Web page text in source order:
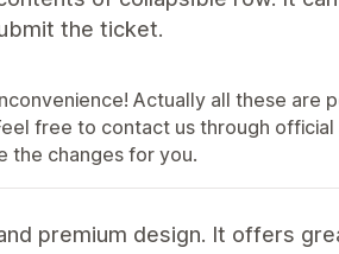
the ticket.
Actually all these are
free to contact us through
the changes for you.
premium design. It offers